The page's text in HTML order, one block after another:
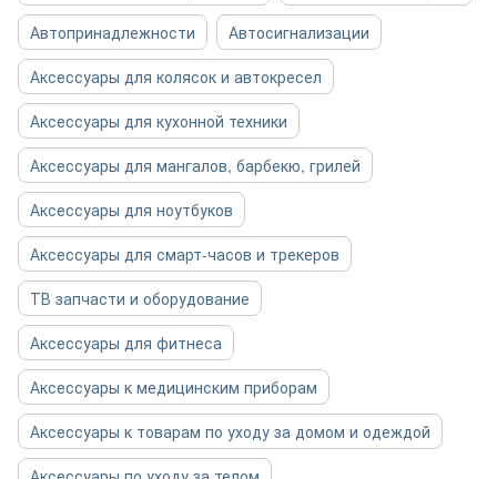
Автопринадлежности
Автосигнализации
Аксессуары для колясок и автокресел
Аксессуары для кухонной техники
Аксессуары для мангалов, барбекю, грилей
Аксессуары для ноутбуков
Аксессуары для смарт-часов и трекеров
ТВ запчасти и оборудование
Аксессуары для фитнеса
Аксессуары к медицинским приборам
Аксессуары к товарам по уходу за домом и одеждой